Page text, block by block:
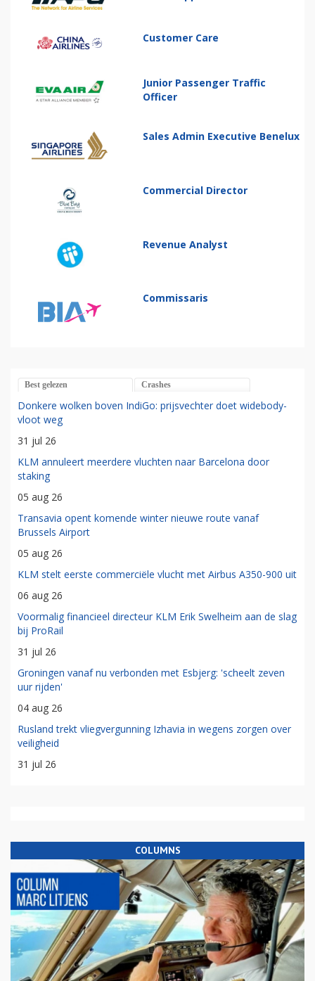
Customer Care
Junior Passenger Traffic
Officer
Sales Admin Executive Benelux
Commercial Director
Revenue Analyst
Commissaris
Best gelezen Crashes
Donkere wolken boven IndiGo: prijsvechter doet widebody-
vloot weg
31 jul 26
KLM annuleert meerdere vluchten naar Barcelona door
staking
05 aug 26
Transavia opent komende winter nieuwe route vanaf
Brussels Airport
05 aug 26
KLM stelt eerste commerciële vlucht met Airbus A350-900 uit
06 aug 26
Voormalig financieel directeur KLM Erik Swelheim aan de slag
bij ProRail
31 jul 26
Groningen vanaf nu verbonden met Esbjerg: 'scheelt zeven
uur rijden'
04 aug 26
Rusland trekt vliegvergunning Izhavia in wegens zorgen over
veiligheid
31 jul 26
COLUMNS